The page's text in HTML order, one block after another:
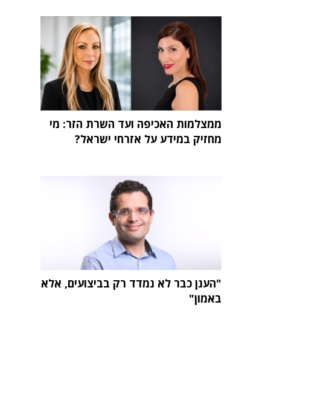
ממצלמות האכיפה ועד השרת הזר: מי
מחזיק במידע על אזרחי ישראל?
"הענן כבר לא נמדד רק בביצועים, אלא
באמון"